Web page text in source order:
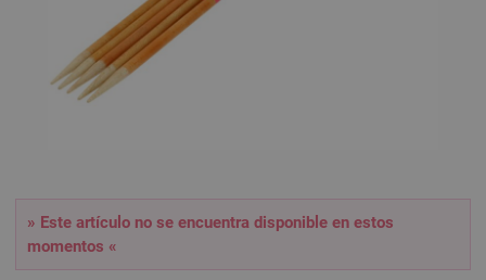
» Este artículo no se encuentra disponible en estos
momentos «